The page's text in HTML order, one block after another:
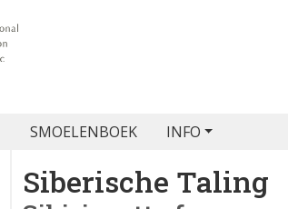
SMOELENBOEK INFO
Siberische Taling